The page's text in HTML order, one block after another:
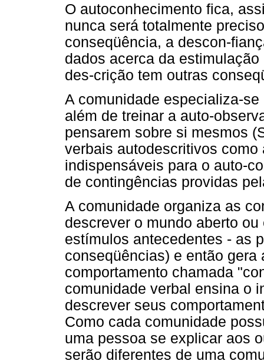
O autoconhecimento fica,
nunca será totalmente
conseqüência, a descon-
dados acerca da
des-crição tem outras
A comunidade especializa-
além de treinar a auto-
pensarem sobre si mesmos
verbais autodescritivos
indispensáveis para o auto-
de contingências providas
A comunidade organiza as
descrever o mundo aberto
estímulos antecedentes - as
conseqüências) e então
comportamento chamada
comunidade verbal ensina o
descrever seus
Como cada comunidade
uma pessoa se explicar aos
serão diferentes de uma